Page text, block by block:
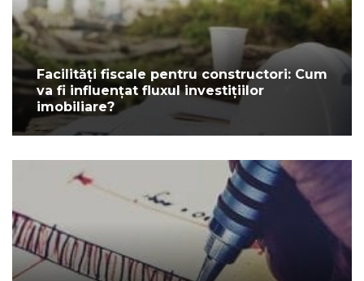
Facilități fiscale pentru constructori: Cum
va fi influențat fluxul investițiilor
imobiliare?